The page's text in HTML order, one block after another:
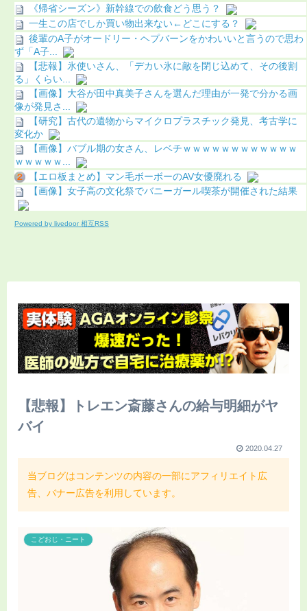
《帰省シーズン》新幹線での飲食どう思う？
一生この店でしか買い物出来ない←どこにする？
後輩のA子がオードリー・ヘプバーンをかわいいと言うので思わ
ず「A子...
【悲報】氷使いさん、「デカい氷に敵を閉じ込めて、その後割
る」くらい...
【画像】大谷が田中真美子さんを選んだ理由が一発で分かる画
像が発見さ...
【研究】古代の遺物からマイクロプラスチック発見、考古学に
変化か
【画像】バブル期の女さん、レベチｗｗｗｗｗｗｗｗｗｗｗｗ
ｗｗｗｗｗ...
【エロ板まとめ】マン毛ボーボーのAV女優廃れる
【画像】女子高の文化祭でバニーガール喫茶が開催された結果
Powered by livedoor 相互RSS
【悲報】トレエン斎藤さんの給与明細がヤ
バイ
2020.04.27
当ブログはコンテンツの内容の一部にアフィリエイト広
告、バナー広告を利用しています。
こどおじ・ニート